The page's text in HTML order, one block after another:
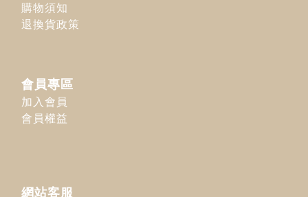
購物須知
退換貨政策
會員專區
加入會員
會員權益
網站客服